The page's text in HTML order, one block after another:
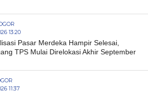
13:20
Pasar Merdeka Hampir Selesai,
TPS Mulai Direlokasi Akhir September
11:37